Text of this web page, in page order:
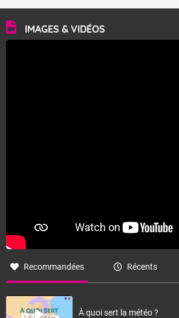
IMAGES & VIDÉOS
Recommandées Récents
À quoi sert la météo ?